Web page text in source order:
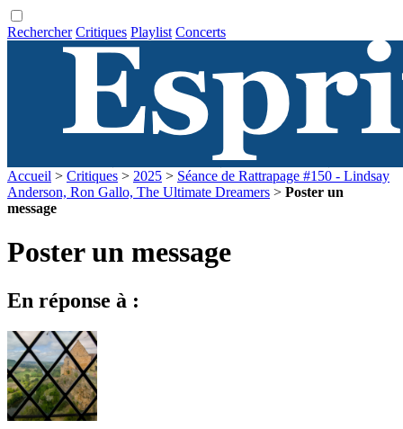
Rechercher Critiques Playlist Concerts
Accueil > Critiques > 2025 > Séance de Rattrapage #150 - Lindsay
Anderson, Ron Gallo, The Ultimate Dreamers > Poster un
message
Poster un message
En réponse à :